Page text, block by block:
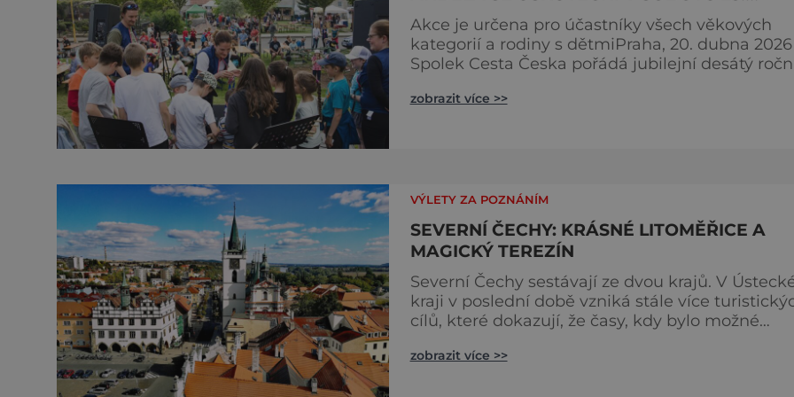
KVĚTNA
Akce je určena pro účastníky všech věkových
kategorií a rodiny s dětmiPraha, 20. dubna
Spolek Cesta Česka pořádá jubilejní desátý
23. května 2026 v obci Ctiněves, začíná v 10 hodin
zobrazit více >>
VÝLETY ZA POZNÁNÍM
SEVERNÍ ČECHY: KRÁSNÉ LITOMĚŘICE A
MAGICKÝ TEREZÍN
Severní Čechy sestávají ze dvou krajů. V
kraji v poslední době vzniká stále více
cílů, které dokazují, že časy, kdy bylo možné
znečišťujícímu průmyslu, jsou dávno pryč. Ale také
zobrazit více >>